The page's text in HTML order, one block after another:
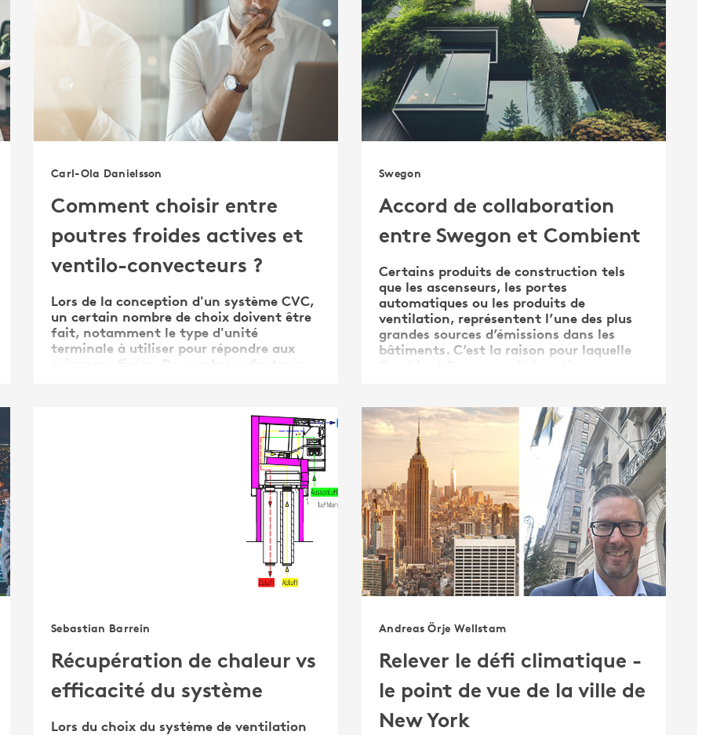
Carl-Ola Danielsson
Comment choisir entre
poutres froides actives et
ventilo-convecteurs ?
Lors de la conception d'un système CVC,
un certain nombre de choix doivent être
fait, notamment le type d'unité
terminale à utiliser pour répondre aux
Swegon
Accord de collaboration
entre Swegon et Combient
Certains produits de construction tels
que les ascenseurs, les portes
automatiques ou les produits de
ventilation, représentent l’une des plus
grandes sources d’émissions dans les
bâtiments. C’est la raison pour laquelle
Sebastian Barrein
Récupération de chaleur vs
efficacité du système
Lors du choix du système de ventilation
Andreas Örje Wellstam
Relever le défi climatique -
le point de vue de la ville de
New York